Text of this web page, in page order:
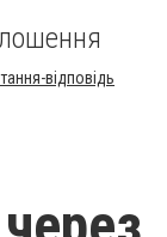
відповідь